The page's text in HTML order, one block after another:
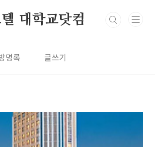
대학교닷컴
명록 글쓰기